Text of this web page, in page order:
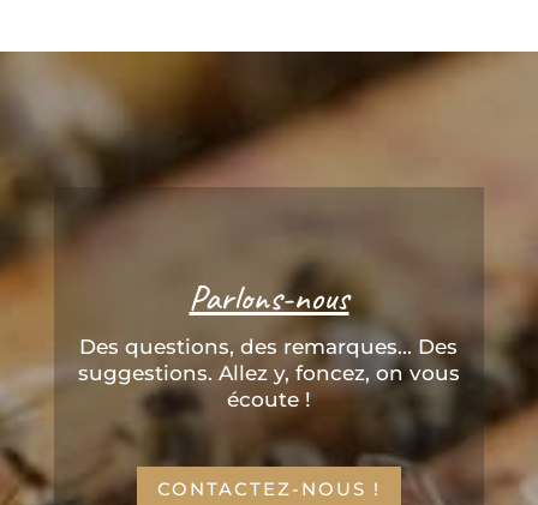
Parlons-nous
Des questions, des remarques... Des
suggestions. Allez y, foncez, on vous
écoute !
CONTACTEZ-NOUS !